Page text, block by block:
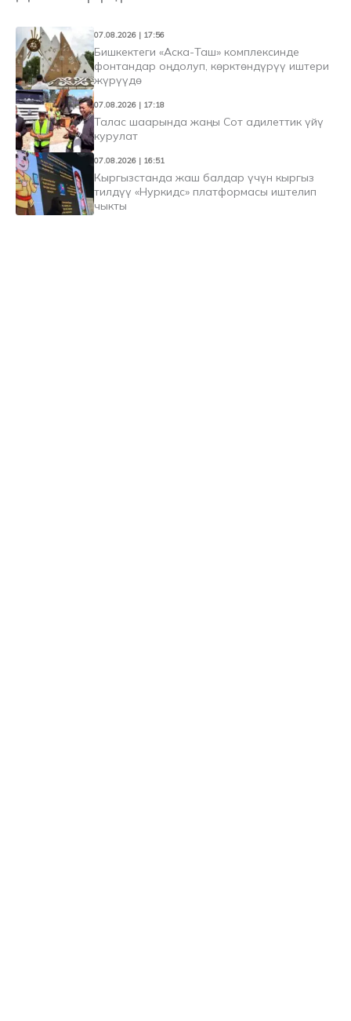
07.08.2026 | 17:56
Бишкектеги «Аска-Таш» комплексинде
фонтандар оңдолуп, көрктөндүрүү иштери
жүрүүдө
07.08.2026 | 17:18
Талас шаарында жаңы Сот адилеттик үйү
курулат
07.08.2026 | 16:51
Кыргызстанда жаш балдар үчүн кыргыз
тилдүү «Нуркидс» платформасы иштелип
чыкты